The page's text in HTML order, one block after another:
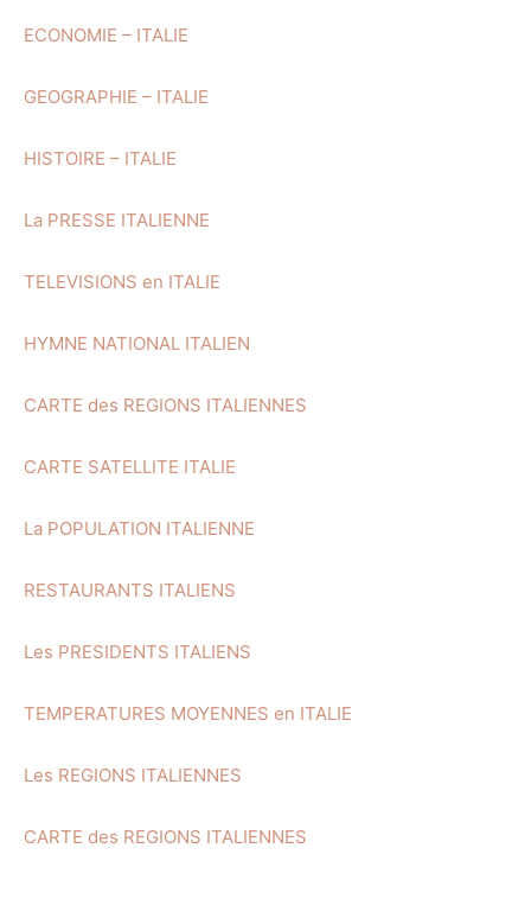
ECONOMIE – ITALIE
GEOGRAPHIE – ITALIE
HISTOIRE – ITALIE
La PRESSE ITALIENNE
TELEVISIONS en ITALIE
HYMNE NATIONAL ITALIEN
CARTE des REGIONS ITALIENNES
CARTE SATELLITE ITALIE
La POPULATION ITALIENNE
RESTAURANTS ITALIENS
Les PRESIDENTS ITALIENS
TEMPERATURES MOYENNES en ITALIE
Les REGIONS ITALIENNES
CARTE des REGIONS ITALIENNES